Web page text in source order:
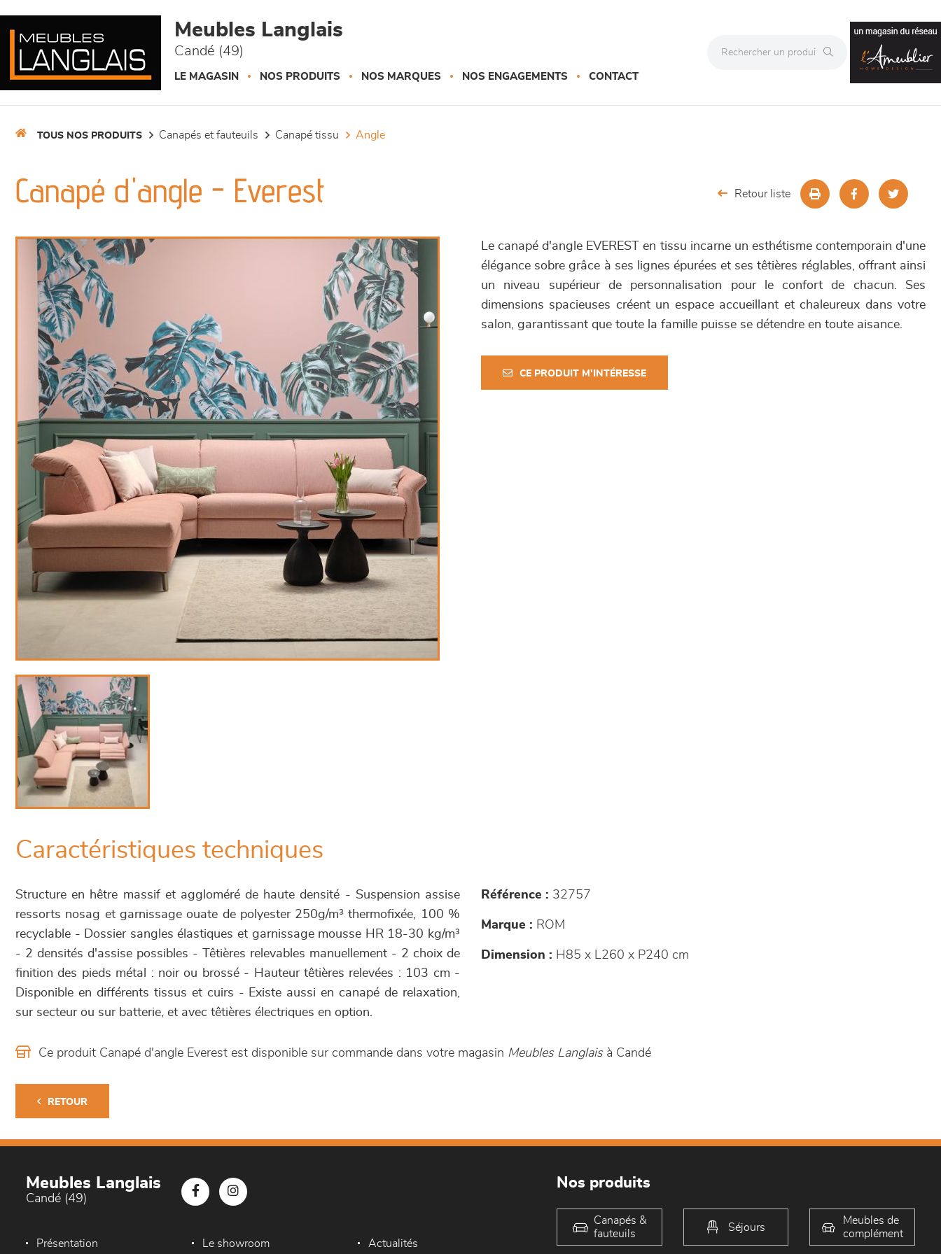
Meubles Langlais
Candé (49)
LE MAGASIN NOS PRODUITS NOS MARQUES NOS ENGAGEMENTS CONTACT
TOUS NOS PRODUITS canapés et fauteuils canapé tissu angle
Canapé d'angle - Everest Retour liste
Le canapé d'angle EVEREST en tissu incarne un esthétisme contemporain d'une
élégance sobre grâce à ses lignes épurées et ses têtières réglables, offrant ainsi
un niveau supérieur de personnalisation pour le confort de chacun. Ses
dimensions spacieuses créent un espace accueillant et chaleureux dans votre
salon, garantissant que toute la famille puisse se détendre en toute aisance.
CE PRODUIT M'INTÉRESSE
Caractéristiques techniques
Structure en hêtre massif et aggloméré de haute densité - Suspension assise
ressorts nosag et garnissage ouate de polyester 250g/m³ thermofixée, 100 %
recyclable - Dossier sangles élastiques et garnissage mousse HR 18-30 kg/m³
- 2 densités d'assise possibles - Têtières relevables manuellement - 2 choix de
finition des pieds métal : noir ou brossé - Hauteur têtières relevées : 103 cm -
Disponible en différents tissus et cuirs - Existe aussi en canapé de relaxation,
sur secteur ou sur batterie, et avec têtières électriques en option.
Référence : 32757
Marque : ROM
Dimension : H85 x L260 x P240 cm
Ce produit Canapé d'angle Everest est disponible sur commande dans votre magasin Meubles Langlaisà Candé
RETOUR
Meubles Langlais
Candé (49)
Présentation Le showroom Actualités
Nos produits
Canapés &
fauteuils
Séjours
Meubles de
complément